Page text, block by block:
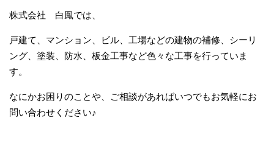
株式会社 白鳳では、
戸建て、マンション、ビル、工場などの建物の補修、シーリ
ング、塗装、防水、板金工事など色々な工事を行っていま
す。
なにかお困りのことや、ご相談があればいつでもお気軽にお
問い合わせください♪